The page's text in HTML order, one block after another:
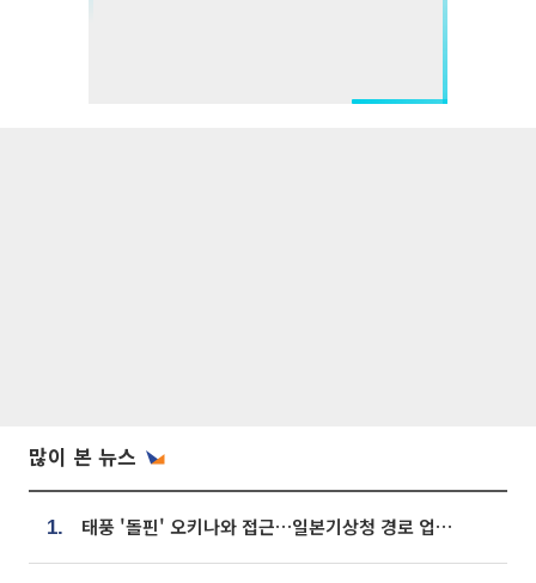
많이 본 뉴스
1. 태풍 '돌핀' 오키나와 접근…일본기상청 경로 업데이트